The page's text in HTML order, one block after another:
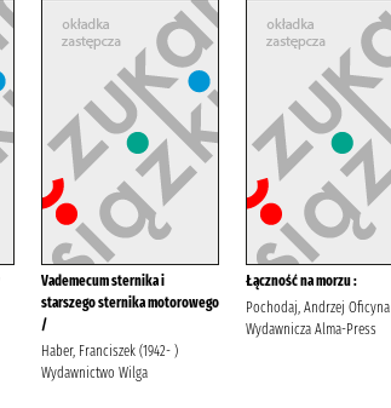
Vademecum sternika i
starszego sternika motorowego
/
Haber, Franciszek (1942- )
Wydawnictwo Wilga
Łączność na morzu :
Pochodaj, Andrzej Oficyna
Wydawnicza Alma-Press